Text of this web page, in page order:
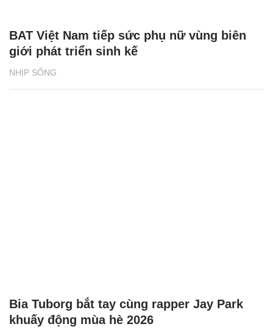
NHỊP SỐNG
BAT Việt Nam tiếp sức phụ nữ vùng biên
giới phát triển sinh kế
Bia Tuborg bắt tay cùng rapper Jay Park
khuấy động mùa hè 2026